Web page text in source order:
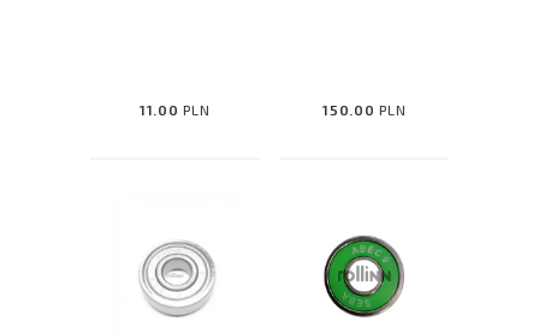
11.00 PLN 150.00 PLN